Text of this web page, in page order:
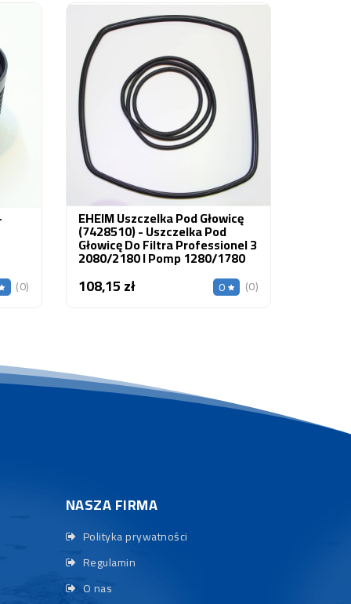
(0)
EHEIM Uszczelka Pod Głowicę
(7428510) - Uszczelka Pod
Głowicę Do Filtra Professionel 3
2080/2180 I Pomp 1280/1780
108,15 złCena 0 (0)
NASZA FIRMA
Polityka prywatności
Regulamin
O nas